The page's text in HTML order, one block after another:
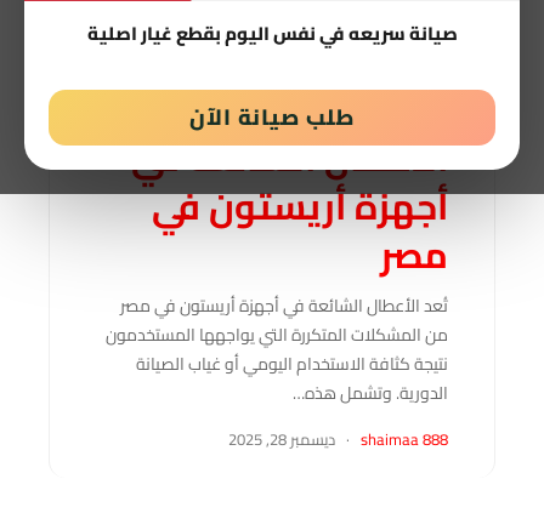
صيانة سريعه في نفس اليوم بقطع غيار اصلية
طلب صيانة الآن
الأعطال الشائعة في أجهزة أريستون
الأعطال الشائعة في
أجهزة أريستون في
مصر
تُعد الأعطال الشائعة في أجهزة أريستون في مصر
من المشكلات المتكررة التي يواجهها المستخدمون
نتيجة كثافة الاستخدام اليومي أو غياب الصيانة
الدورية. وتشمل هذه…
shaimaa 888
· ديسمبر 28, 2025